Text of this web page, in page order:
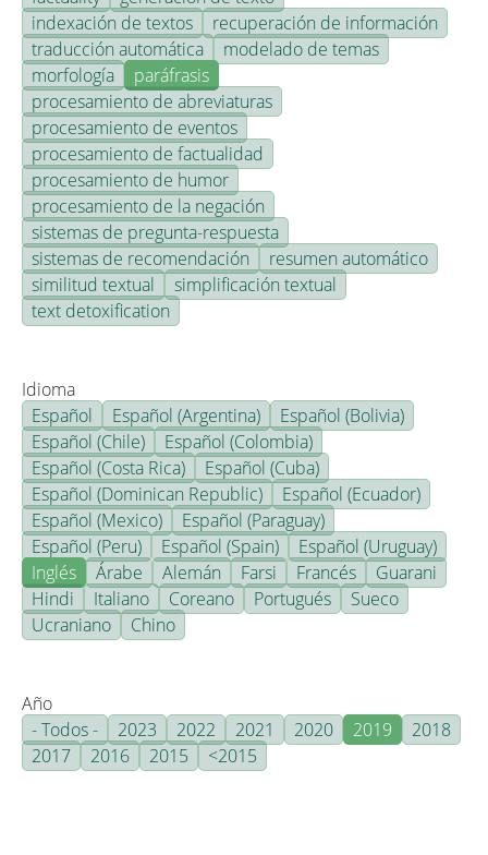
indexación de textos
recuperación de información
traducción automática
modelado de temas
morfología
paráfrasis
procesamiento de abreviaturas
procesamiento de eventos
procesamiento de factualidad
procesamiento de humor
procesamiento de la negación
sistemas de pregunta-respuesta
sistemas de recomendación
resumen automático
similitud textual
simplificación textual
text detoxification
Idioma
Español
Español (Argentina)
Español (Bolivia)
Español (Chile)
Español (Colombia)
Español (Costa Rica)
Español (Cuba)
Español (Dominican Republic)
Español (Ecuador)
Español (Mexico)
Español (Paraguay)
Español (Peru)
Español (Spain)
Español (Uruguay)
Inglés
Árabe Alemán Farsi Francés
Guarani
Hindi
Italiano Coreano Portugués
Sueco
Ucraniano
Chino
Año
- Todos -
2023 2022 2021 2020 2019
2018
2017
2016 2015 <2015